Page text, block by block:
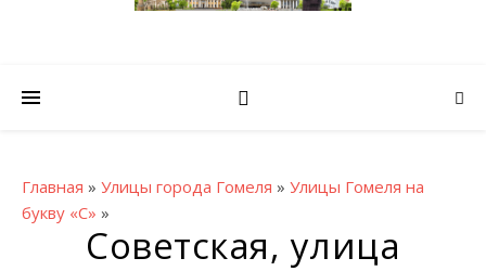
Главная » Улицы города Гомеля » Улицы Гомеля на
букву «С» »
Советская, улица